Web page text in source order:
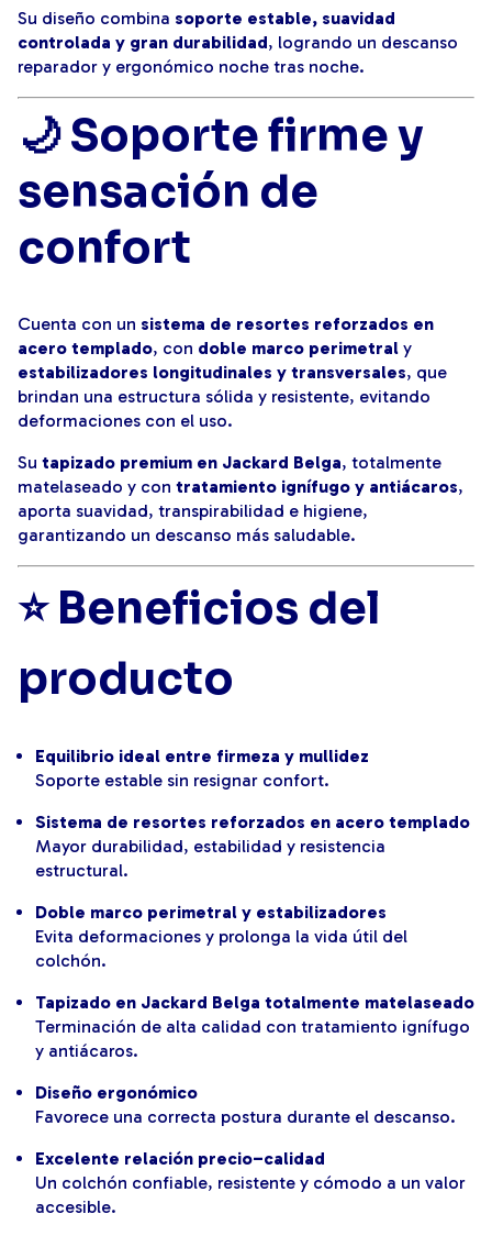
Su diseño combina soporte estable, suavidad
controlada y gran durabilidad, logrando un descanso
reparador y ergonómico noche tras noche.
🌙 Soporte firme y
sensación de
confort
Cuenta con un sistema de resortes reforzados en
acero templado, con doble marco perimetral y
estabilizadores longitudinales y transversales, que
brindan una estructura sólida y resistente, evitando
deformaciones con el uso.
Su tapizado premium en Jackard Belga, totalmente
matelaseado y con tratamiento ignífugo y antiácaros,
aporta suavidad, transpirabilidad e higiene,
garantizando un descanso más saludable.
⭐ Beneficios del
producto
Equilibrio ideal entre firmeza y mullidez
Soporte estable sin resignar confort.
Sistema de resortes reforzados en acero templado
Mayor durabilidad, estabilidad y resistencia
estructural.
Doble marco perimetral y estabilizadores
Evita deformaciones y prolonga la vida útil del
colchón.
Tapizado en Jackard Belga totalmente matelaseado
Terminación de alta calidad con tratamiento ignífugo
y antiácaros.
Diseño ergonómico
Favorece una correcta postura durante el descanso.
Excelente relación precio–calidad
Un colchón confiable, resistente y cómodo a un valor
accesible.